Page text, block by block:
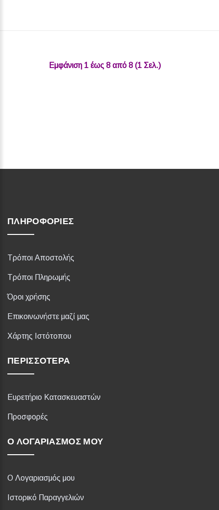
Εμφάνιση 1 έως 8 από 8 (1 Σελ.)‎
ΠΛΗΡΟΦΟΡΊΕΣ
Τρόποι Αποστολής
Τρόποι Πληρωμής
Όροι χρήσης
Επικοινωνήστε μαζί μας
Χάρτης Ιστότοπου
ΠΕΡΙΣΣΌΤΕΡΑ
Ευρετήριο Κατασκευαστών
Προσφορές
Ο ΛΟΓΑΡΙΑΣΜΌΣ ΜΟΥ
Ο Λογαριασμός μου
Ιστορικό Παραγγελιών